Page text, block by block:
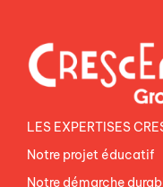
LES EXPERTISES
Notre projet éducatif
Notre démarche